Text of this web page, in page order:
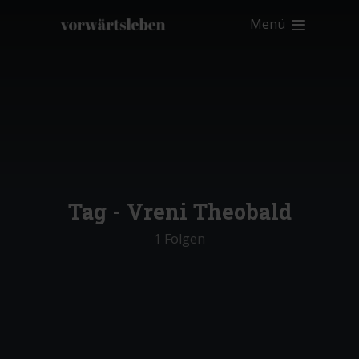
Menü
Tag - Vreni Theobald
1 Folgen